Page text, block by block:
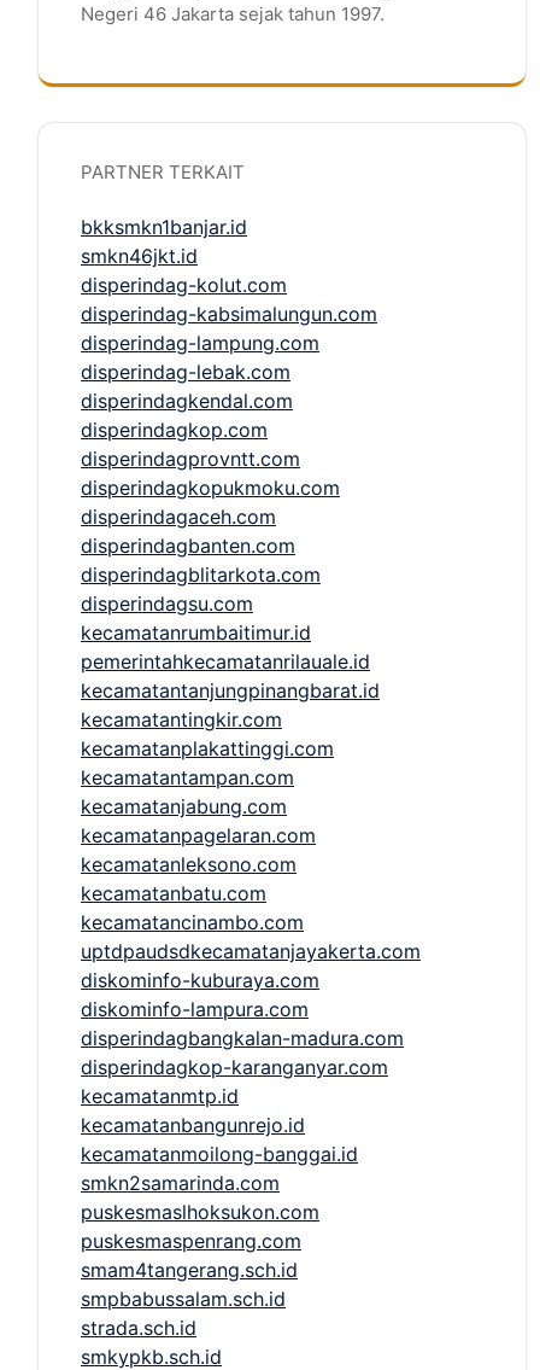
Negeri 46 Jakarta sejak tahun 1997.
PARTNER TERKAIT
bkksmkn1banjar.id
smkn46jkt.id
disperindag-kolut.com
disperindag-kabsimalungun.com
disperindag-lampung.com
disperindag-lebak.com
disperindagkendal.com
disperindagkop.com
disperindagprovntt.com
disperindagkopukmoku.com
disperindagaceh.com
disperindagbanten.com
disperindagblitarkota.com
disperindagsu.com
kecamatanrumbaitimur.id
pemerintahkecamatanrilauale.id
kecamatantanjungpinangbarat.id
kecamatantingkir.com
kecamatanplakattinggi.com
kecamatantampan.com
kecamatanjabung.com
kecamatanpagelaran.com
kecamatanleksono.com
kecamatanbatu.com
kecamatancinambo.com
uptdpaudsdkecamatanjayakerta.com
diskominfo-kuburaya.com
diskominfo-lampura.com
disperindagbangkalan-madura.com
disperindagkop-karanganyar.com
kecamatanmtp.id
kecamatanbangunrejo.id
kecamatanmoilong-banggai.id
smkn2samarinda.com
puskesmaslhoksukon.com
puskesmaspenrang.com
smam4tangerang.sch.id
smpbabussalam.sch.id
strada.sch.id
smkypkb.sch.id